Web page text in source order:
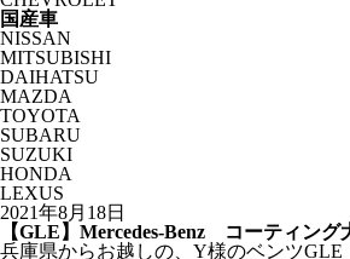
国産車
NISSAN
MITSUBISHI
DAIHATSU
MAZDA
TOYOTA
SUBARU
SUZUKI
HONDA
LEXUS
2021年8月18日
【GLE】Mercedes-Benz コーティング
兵庫県からお越しの、Y様のベンツGLE